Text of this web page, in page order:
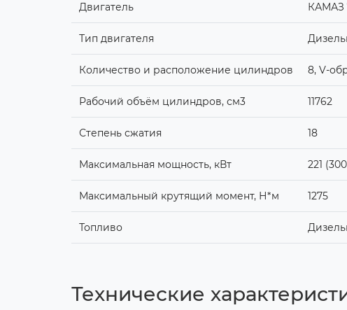
Двигатель КАМАЗ
Тип двигателя
Количество и расположение цилиндров 8, V-
Рабочий объём цилиндров, см3 11762
Степень сжатия 18
Максимальная мощность, кВт 221
Максимальный крутящий момент, Н*м 1275
Топливо
Технические